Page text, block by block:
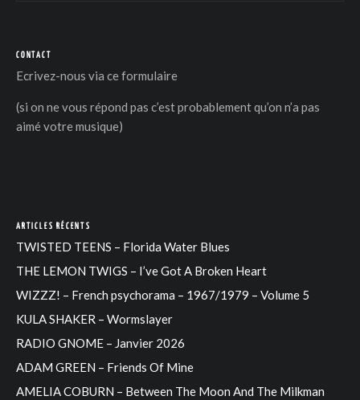
CONTACT
Ecrivez-nous via ce formulaire
(si on ne vous répond pas c’est probablement qu’on n’a pas
aimé votre musique)
ARTICLES RÉCENTS
TWISTED TEENS – Florida Water Blues
THE LEMON TWIGS – I’ve Got A Broken Heart
WIZZZ! – French psychorama – 1967/1979 – Volume 5
KULA SHAKER – Wormslayer
RADIO GNOME – Janvier 2026
ADAM GREEN – Friends Of Mine
AMELIA COBURN – Between The Moon And The Milkman